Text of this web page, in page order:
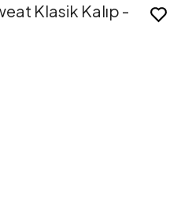
Klasik Kalıp -